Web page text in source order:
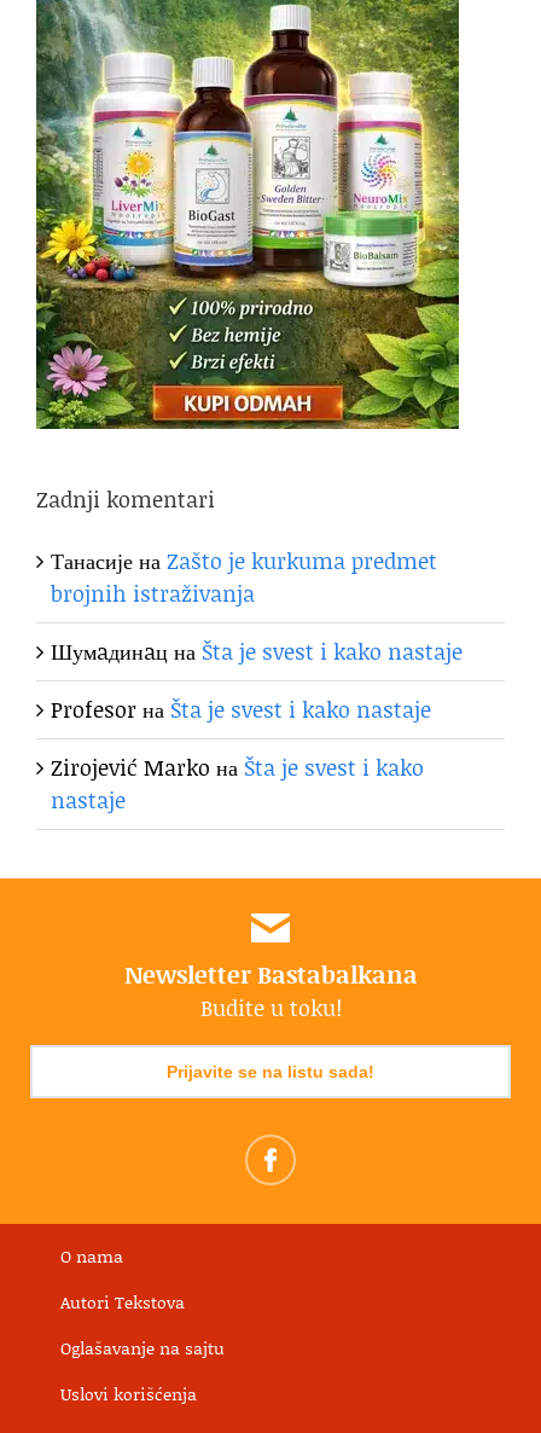
Zadnji komentari
ТанасијенаZašto je kurkuma predmet
brojnih istraživanja
Шумaдинaцна Šta je svest i kako nastaje
Profesorна Šta je svest i kako nastaje
Zirojević Marko на Šta je svest i kako
nastaje
Newsletter Bastabalkana
Budite u toku!
Prijavite se na listu sada!
O nama
Autori Tekstova
Oglašavanje na sajtu
Uslovi korišćenja